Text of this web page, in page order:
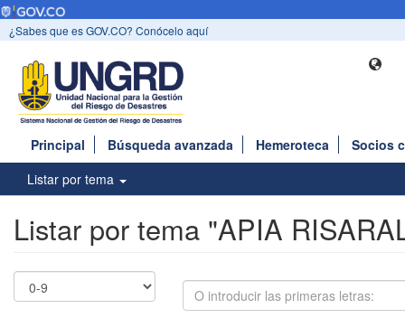
¿Sabes que es GOV.CO? Conócelo aquí
Principal Búsqueda avanzada Hemeroteca
Socios
Listar por tema
Listar por tema "APIA